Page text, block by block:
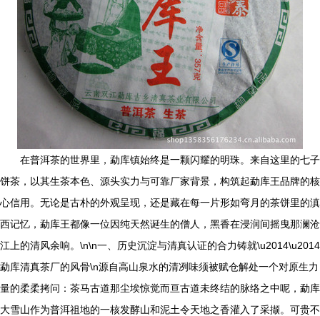
在普洱茶的世界里，勐库镇始终是一颗闪耀的明珠。来自这里的七子
饼茶，以其生茶本色、源头实力与可靠厂家背景，构筑起勐库王品牌的核
心信用。无论是古朴的外观呈现，还是藏在每一片形如弯月的茶饼里的滇
西记忆，勐库王都像一位因纯天然诞生的僧人，黑香在浸润间摇曳那澜沧
江上的清风余响。\n\n一、历史沉淀与清真认证的合力铸就\u2014\u2014
勐库清真茶厂的风骨\n源自高山泉水的清冽味须被赋仓解处一个对原生力
量的柔柔拷问：茶马古道那尘埃惊觉而亘古道未终结的脉络之中呢，勐库
大雪山作为普洱祖地的一核发酵山和泥土令天地之香灌入了采撷。可贵不